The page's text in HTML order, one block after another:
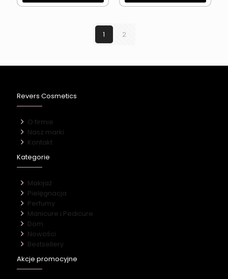
1 2
Revers Cosmetics
O firmie
Nasz marki
Kontakt
Kategorie
Makijaż
Pielęgnacja
Perfumy
Manicure i Pedicure
Dom
Nowości
Bestsellery
Akcje promocyjne